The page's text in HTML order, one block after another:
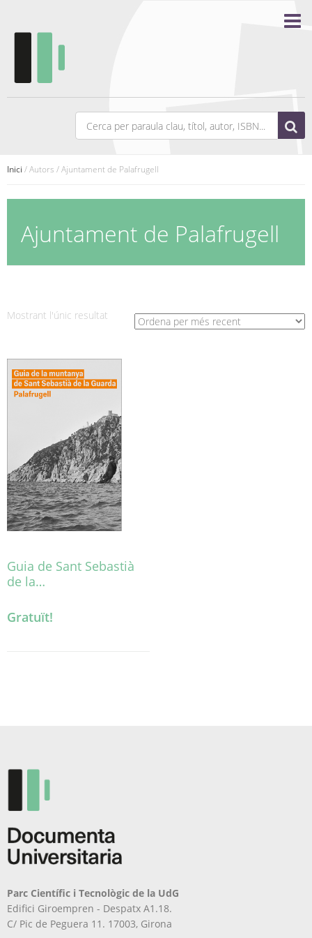
Inici / Autors / Ajuntament de Palafrugell
Ajuntament de Palafrugell
Mostrant l'únic resultat
Guia de Sant Sebastià
de la…
Gratuït!
Parc Científic i Tecnològic de la UdG
Edifici Giroempren - Despatx A1.18.
C/ Pic de Peguera 11. 17003, Girona